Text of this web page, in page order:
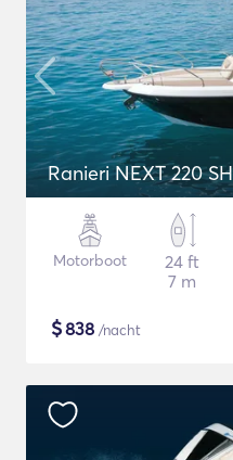
Ranieri NEXT 220 SH
Motorboot
24 ft
7 m
$838 /nacht